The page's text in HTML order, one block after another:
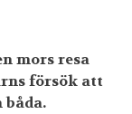
mors resa
försök att
båda.